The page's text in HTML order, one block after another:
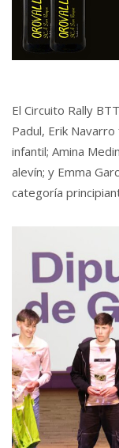
El Circuito Rally
Padul, Erik
infantil; Amina
alevín; y Emma
categoría